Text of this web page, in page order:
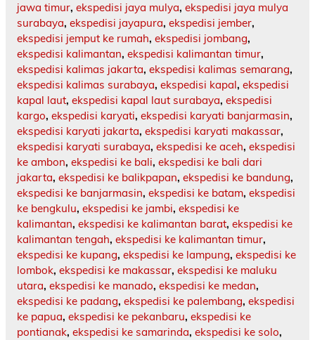
jawa timur, ekspedisi jaya mulya, ekspedisi jaya mulya
surabaya, ekspedisi jayapura, ekspedisi jember,
ekspedisi jemput ke rumah, ekspedisi jombang,
ekspedisi kalimantan, ekspedisi kalimantan timur,
ekspedisi kalimas jakarta, ekspedisi kalimas semarang,
ekspedisi kalimas surabaya, ekspedisi kapal, ekspedisi
kapal laut, ekspedisi kapal laut surabaya, ekspedisi
kargo, ekspedisi karyati, ekspedisi karyati banjarmasin,
ekspedisi karyati jakarta, ekspedisi karyati makassar,
ekspedisi karyati surabaya, ekspedisi ke aceh, ekspedisi
ke ambon, ekspedisi ke bali, ekspedisi ke bali dari
jakarta, ekspedisi ke balikpapan, ekspedisi ke bandung,
ekspedisi ke banjarmasin, ekspedisi ke batam, ekspedisi
ke bengkulu, ekspedisi ke jambi, ekspedisi ke
kalimantan, ekspedisi ke kalimantan barat, ekspedisi ke
kalimantan tengah, ekspedisi ke kalimantan timur,
ekspedisi ke kupang, ekspedisi ke lampung, ekspedisi ke
lombok, ekspedisi ke makassar, ekspedisi ke maluku
utara, ekspedisi ke manado, ekspedisi ke medan,
ekspedisi ke padang, ekspedisi ke palembang, ekspedisi
ke papua, ekspedisi ke pekanbaru, ekspedisi ke
pontianak, ekspedisi ke samarinda, ekspedisi ke solo,